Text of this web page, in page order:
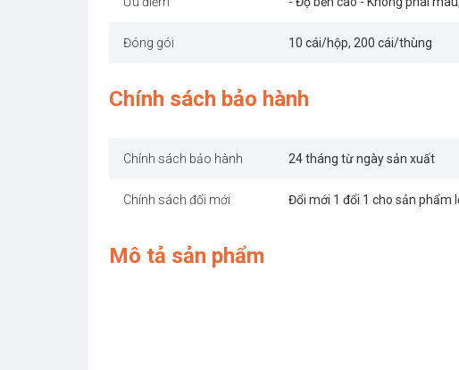
Đóng gói 10 cái/hộp, 200 cái/thùng
Chính sách bảo hành
Chính sách bảo hành 24 tháng từ ngày sản xuất
Chính sách đổi mới Đổi mới 1 đổi 1 cho sản phẩm
Mô tả sản phẩm